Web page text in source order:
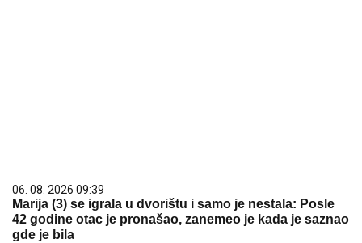
06. 08. 2026 09:39
Marija (3) se igrala u dvorištu i samo je nestala: Posle
42 godine otac je pronašao, zanemeo je kada je saznao
gde je bila